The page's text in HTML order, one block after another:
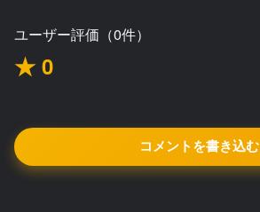
ユーザー評価（0件）
★ 0
コメントを書き込む